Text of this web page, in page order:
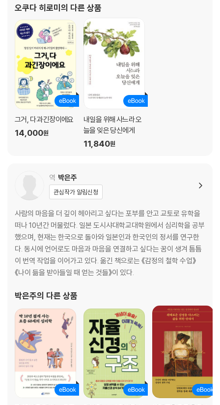
고령자라면 마주하게 되는 연명치료, 확실히 알아두자
자연스럽게 마지막을 맞이하려면, 유서를 미리 준비하자
혼자 맞이하는 죽음 괜찮다, 어차피 저세상에 갈 때는 혼자다
장례식이나 무덤은 어차피 남겨진 사람들의 몫, 죽은 후의 일은 생각하지
말자
자손을 위해 기름진 땅을 사지 않는다, 자식에게 남겨야 할 것은 돈이 아니
라 지혜!
마지막 배려, 주변 사람에게 내 의사를 확실히 전달하자
에필로그
에게』, 『나이 듦을 받아들일 때 얻는 것들
오쿠다 히로미 의 다른 상품
그거, 다 과긴장이에요
14,000원
내일을 위해 사느라 오
늘을 잊은 당신에게
11,840원
역 박은주
관심작가 알림신청
사람의 마음을 더 깊이 헤아리고 싶다는 포부를 안고 교토로 유학을
떠나 10년간 머물렀다. 일본 도시샤대학교대학원에서 심리학을 공부
했으며, 현재는 한국으로 돌아와 일본인과 한국인의 정서를 연구한
다. 동시에 언어로도 마음과 마음을 연결하고 싶다는 꿈이 생겨 틈틈
이 번역 작업을 이어가고 있다. 옮긴 책으로는 《감정의 철학 수업》
《나이 듦을 받아들일 때 얻는 것들》이 있다.
박은주의 다른 상품